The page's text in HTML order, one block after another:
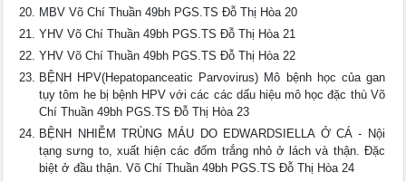
MBV Võ Chí Thuần 49bh PGS.TS Đỗ Thị Hòa 20
YHV Võ Chí Thuần 49bh PGS.TS Đỗ Thị Hòa 21
YHV Võ Chí Thuần 49bh PGS.TS Đỗ Thị Hòa 22
BỆNH HPV(Hepatopanceatic Parvovirus) Mô bệnh học của gan
tụy tôm he bị bệnh HPV với các các dấu hiệu mô học đặc thù Võ
Chí Thuần 49bh PGS.TS Đỗ Thị Hòa 23
BỆNH NHIỄM TRÙNG MÁU DO EDWARDSIELLA Ở CÁ - Nội
tạng sưng to, xuất hiện các đốm trắng nhỏ ở lách và thận. Đặc
biệt ở đầu thận. Võ Chí Thuần 49bh PGS.TS Đỗ Thị Hòa 24